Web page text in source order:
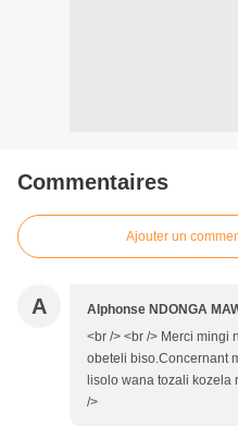
Commentaires
Ajouter un
A Alphonse NDONGA
<br /> <br /> Merci mingi
obeteli biso.Concernant
lisolo wana tozali kozela
/>